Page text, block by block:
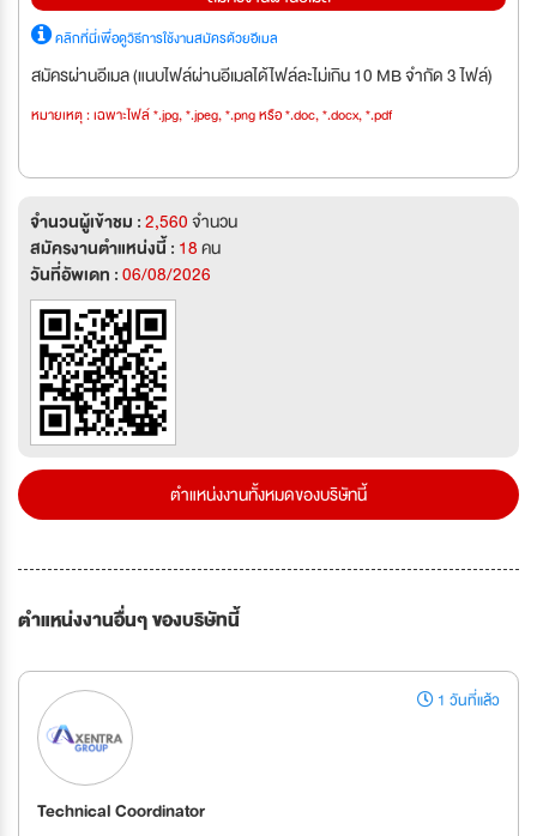
คลิกที่นี่เพื่อดูวิธีการใช้งานสมัครด้วยอีเมล
สมัครผ่านอีเมล (แนบไฟล์ผ่านอีเมลได้ไฟล์ละไม่เกิน 10 MB จำกัด 3 ไฟล์)
หมายเหตุ : เฉพาะไฟล์ *.jpg, *.jpeg, *.png หรือ *.doc, *.docx, *.pdf
จำนวนผู้เข้าชม :2,560จำนวน
สมัครงานตำแหน่งนี้ : 18คน
วันที่อัพเดท :06/08/2026
ตำแหน่งงานทั้งหมดของบริษัทนี้
ตำแหน่งงานอื่นๆ ของบริษัทนี้
1 วันที่แล้ว
Technical Coordinator